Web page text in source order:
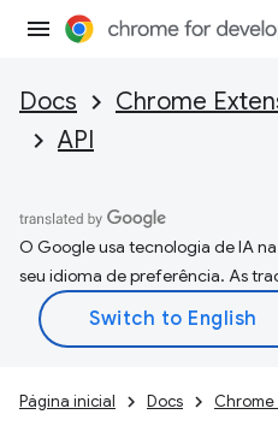
Docs Chrome
API
O Google usa tecnologia de IA
seu idioma de preferência. As
Página inicial Docs Chrome